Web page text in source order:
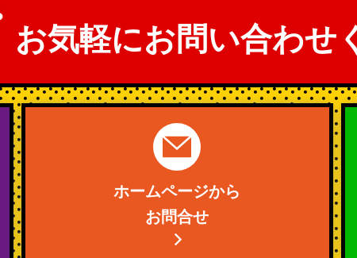
お気軽にお問い合わせ
ホームページから
お問合せ